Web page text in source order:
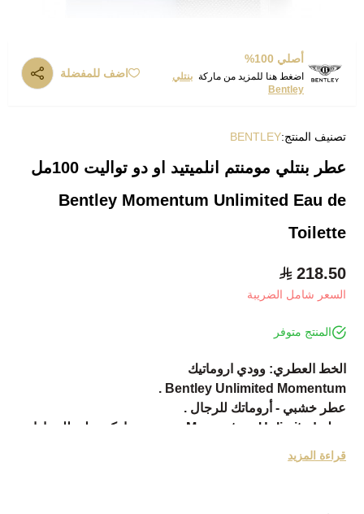
أصلي 100%
اضغط هنا للمزيد من ماركة بنتلي
Bentley
اضف للمفضلة
تصنيف المنتج:BENTLEY
عطر بنتلي مومنتم انلميتيد او دو تواليت 100مل
Bentley Momentum Unlimited Eau de
Toilette
218.50
السعر شامل الضريبة
المنتج متوفر
الخط العطري: وودي اروماتيك
Bentley Unlimited Momentum .
عطر خشبي - أروماتك للرجال .
عطر Momentum Unlimited جدید من ماركة بنتلي للسيارات
الفاخرة البريطانية
تم إصدارة عام 2018 .
قراءة المزيد